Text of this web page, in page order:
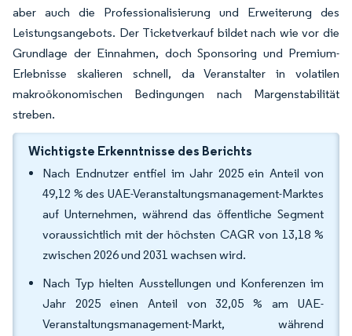
aber auch die Professionalisierung und Erweiterung des
Leistungsangebots. Der Ticketverkauf bildet nach wie vor die
Grundlage der Einnahmen, doch Sponsoring und Premium-
Erlebnisse skalieren schnell, da Veranstalter in volatilen
makroökonomischen Bedingungen nach Margenstabilität
streben.
Wichtigste Erkenntnisse des Berichts
Nach Endnutzer entfiel im Jahr 2025 ein Anteil von
49,12 % des UAE-Veranstaltungsmanagement-Marktes
auf Unternehmen, während das öffentliche Segment
voraussichtlich mit der höchsten CAGR von 13,18 %
zwischen 2026 und 2031 wachsen wird.
Nach Typ hielten Ausstellungen und Konferenzen im
Jahr 2025 einen Anteil von 32,05 % am UAE-
Veranstaltungsmanagement-Markt, während